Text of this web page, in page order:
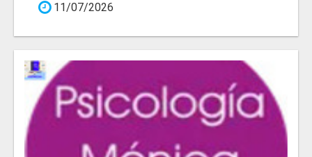
11/07/2026